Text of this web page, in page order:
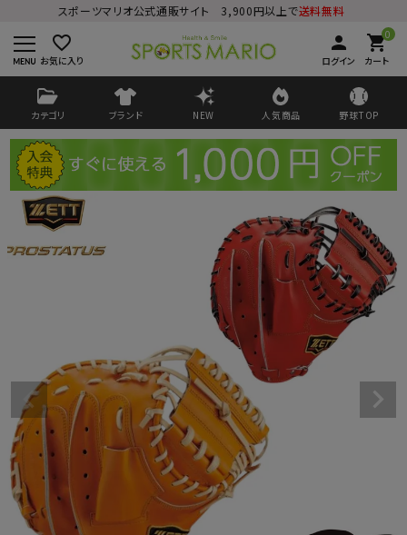
スポーツマリオ公式通販サイト 3,900円以上で送料無料
favorite_border
お気に入り
person
ログイン
0
shopping_cart
カート
カテゴリ ブランド NEW 人気商品 野球TOP
ログイン
ようこそ ゲスト 様
検索
商品が見つからない方はこちら
最近閲覧した商品